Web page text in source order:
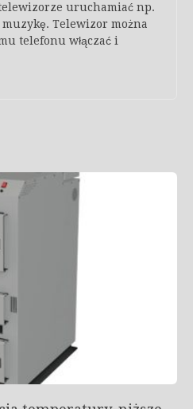
uruchamiać np.
Telewizor można
telefonu włączać i